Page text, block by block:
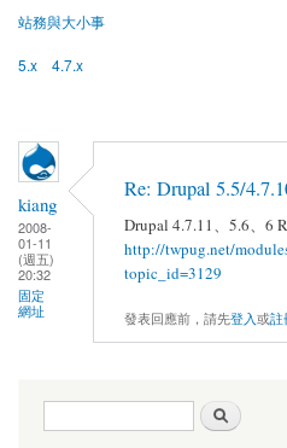
站務與大小事
5.x 4.7.x
kiang
2008-
01-11
(週五)
20:32
固定
網址
Re: Drupal 5.5/
Drupal 4.7.11、5.6、6
http://twpug.net/
topic_id=3129
發表回應前，請先登入或註
搜尋表單